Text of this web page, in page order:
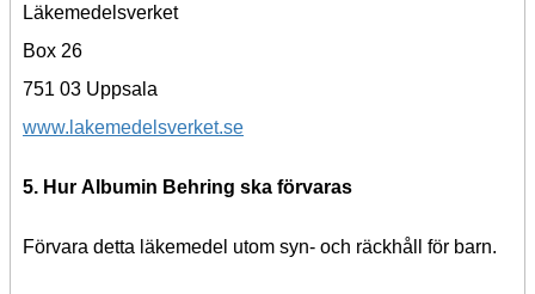
Läkemedelsverket
Box 26
751 03 Uppsala
www.lakemedelsverket.se
5. Hur Albumin Behring ska förvaras
Förvara detta läkemedel utom syn- och räckhåll för barn.